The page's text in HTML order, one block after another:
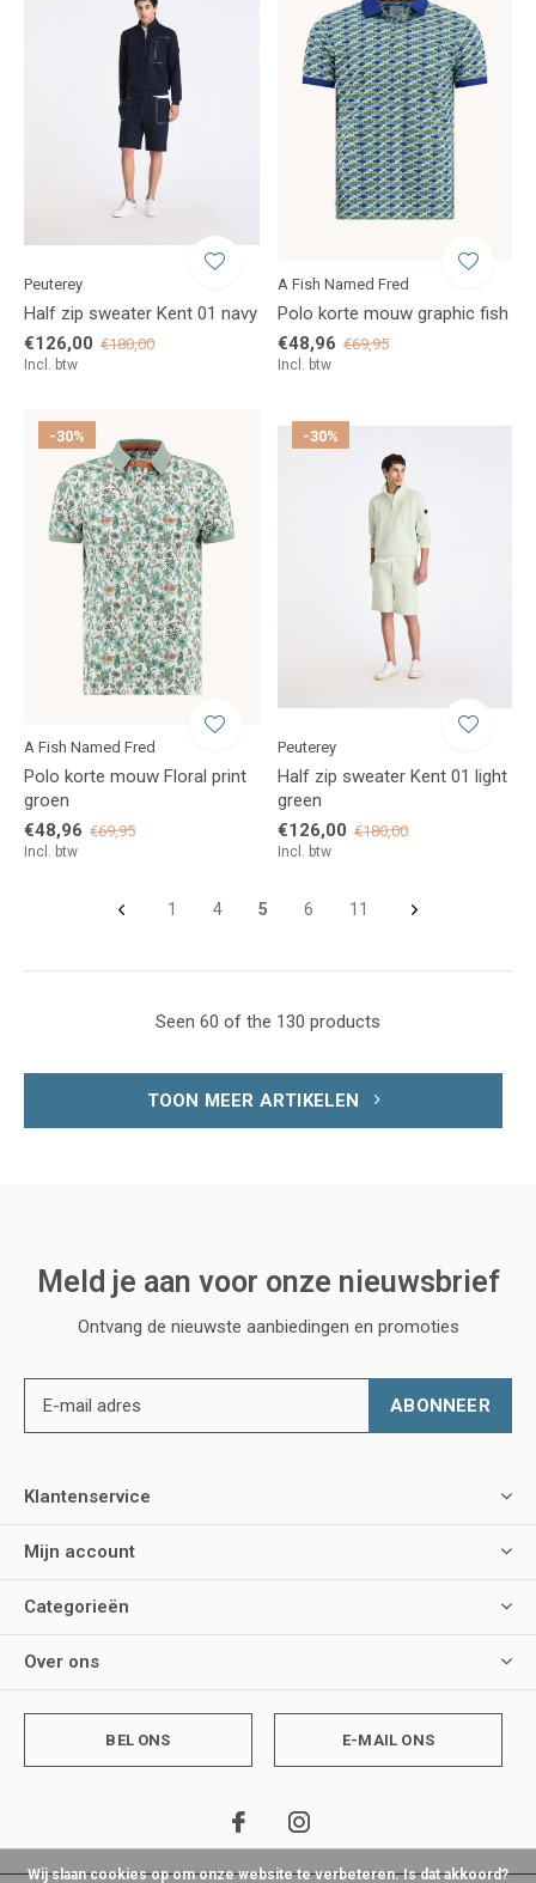
Peuterey
Half zip sweater Kent 01 navy
€126,00 €180,00
Incl. btw
A Fish Named Fred
Polo korte mouw graphic fish
€48,96 €69,95
Incl. btw
-30%
A Fish Named Fred
Polo korte mouw Floral print
groen
€48,96 €69,95
Incl. btw
-30%
Peuterey
Half zip sweater Kent 01 light
green
€126,00 €180,00
Incl. btw
1 4 5 6 11
Seen 60 of the 130 products
TOON MEER ARTIKELEN
Meld je aan voor onze nieuwsbrief
Ontvang de nieuwste aanbiedingen en promoties
ABONNEER
Klantenservice
Mijn account
Categorieën
Over ons
BEL ONS E-MAIL ONS
Wij slaan cookies op om onze website te verbeteren. Is dat akkoord?